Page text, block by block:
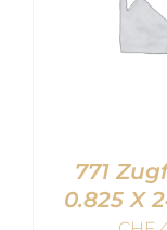
771
0.825 X